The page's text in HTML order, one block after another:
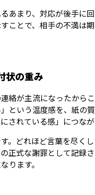
あまり、対応が後手に
ことで、相手の不満は
状の重み
絡が主流になったから
という温度感を、紙の
されている感」につな
。どれほど言葉を尽く
正式な謝罪として記録
ります。